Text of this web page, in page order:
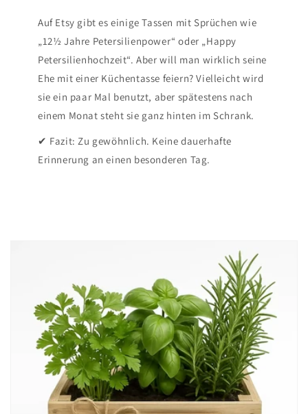
Auf Etsy gibt es einige Tassen mit Sprüchen wie
„12½ Jahre Petersilienpower“ oder „Happy
Petersilienhochzeit“. Aber will man wirklich seine
Ehe mit einer Küchentasse feiern? Vielleicht wird
sie ein paar Mal benutzt, aber spätestens nach
einem Monat steht sie ganz hinten im Schrank.
✔ Fazit: Zu gewöhnlich. Keine dauerhafte
Erinnerung an einen besonderen Tag.